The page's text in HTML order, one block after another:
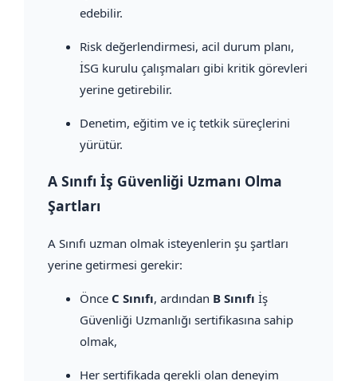
edebilir.
Risk değerlendirmesi, acil durum planı,
İSG kurulu çalışmaları gibi kritik görevleri
yerine getirebilir.
Denetim, eğitim ve iç tetkik süreçlerini
yürütür.
A Sınıfı İş Güvenliği Uzmanı Olma
Şartları
A Sınıfı uzman olmak isteyenlerin şu şartları
yerine getirmesi gerekir:
Önce C Sınıfı, ardından B Sınıfı İş
Güvenliği Uzmanlığı sertifikasına sahip
olmak,
Her sertifikada gerekli olan deneyim